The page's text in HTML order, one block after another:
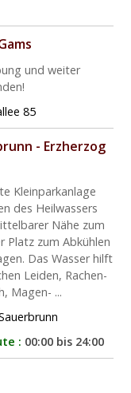
und weiter
85
- Erzherzog
Kleinparkanlage
des Heilwassers
Nähe zum
Platz zum Abkühlen
Das Wasser hilft
Leiden, Rachen-
Magen- ...
: 00:00 bis 24:00